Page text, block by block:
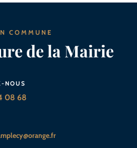
COMMUNE
de la Mairie
NOUS
08 68